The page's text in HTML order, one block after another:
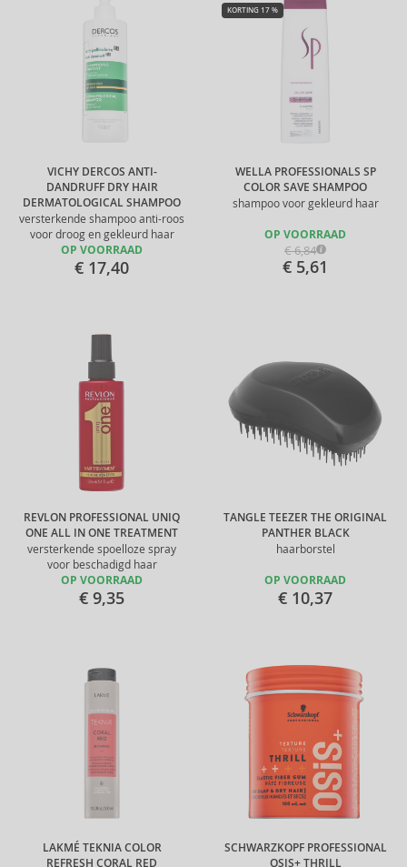
VICHY DERCOS ANTI-
DANDRUFF DRY HAIR
DERMATOLOGICAL SHAMPOO
versterkende shampoo anti-roos
voor droog en gekleurd haar
OP VOORRAAD
€ 17,40
WELLA PROFESSIONALS SP
COLOR SAVE SHAMPOO
shampoo voor gekleurd haar
KORTING 17 %
OP VOORRAAD
€ 6,84
€ 5,61
REVLON PROFESSIONAL UNIQ
ONE ALL IN ONE TREATMENT
versterkende spoelloze spray
voor beschadigd haar
OP VOORRAAD
€ 9,35
TANGLE TEEZER THE ORIGINAL
PANTHER BLACK
haarborstel
OP VOORRAAD
€ 10,37
LAKMÉ TEKNIA COLOR
REFRESH CORAL RED
SCHWARZKOPF PROFESSIONAL
OSIS+ THRILL